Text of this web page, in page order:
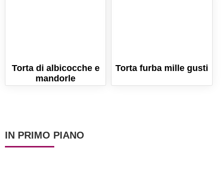
Torta di albicocche e
mandorle
Torta furba mille gusti
IN PRIMO PIANO